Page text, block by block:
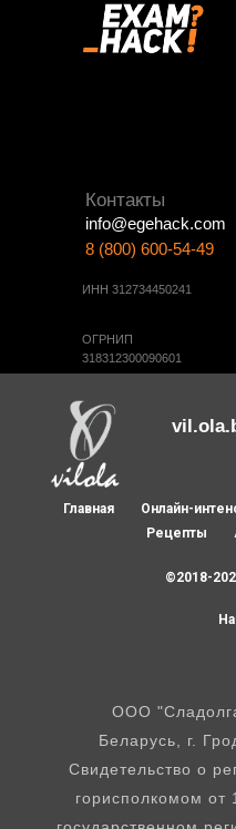
Контакты
info@egehack.com
8 (800) 600-54-49
ИНН 312734450241
ОГРНИП
318312300090601
Главная Онлайн-
Рецепты
©2018-
ООО
Беларусь, г.
Свидетельство о
горисполкомом от